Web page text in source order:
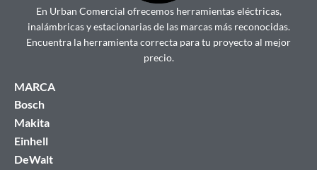
En Urban Comercial ofrecemos herramientas eléctricas,
inalámbricas y estacionarias de las marcas más reconocidas.
Encuentra la herramienta correcta para tu proyecto al mejor
precio.
MARCA
Bosch
Makita
Einhell
DeWalt